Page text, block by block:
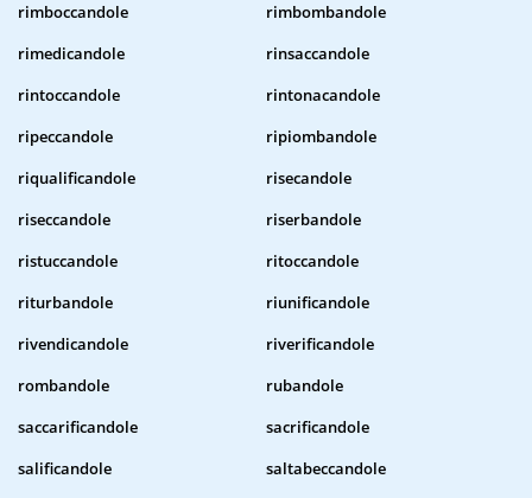
rimboccandole
rimbombandole
rimedicandole
rinsaccandole
rintoccandole
rintonacandole
ripeccandole
ripiombandole
riqualificandole
risecandole
riseccandole
riserbandole
ristuccandole
ritoccandole
riturbandole
riunificandole
rivendicandole
riverificandole
rombandole
rubandole
saccarificandole
sacrificandole
salificandole
saltabeccandole